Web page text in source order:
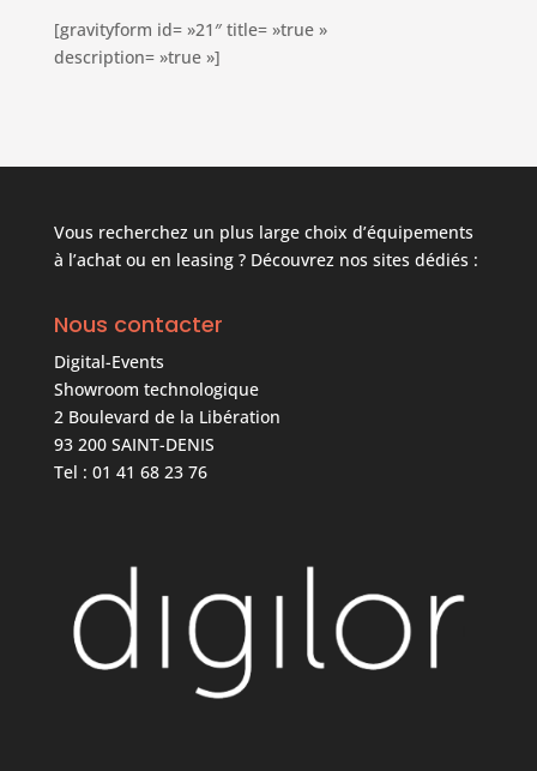
[gravityform id= »21″ title= »true »
description= »true »]
Vous recherchez un plus large choix d’équipements
à l’achat ou en leasing ? Découvrez nos sites dédiés :
Nous contacter
Digital-Events
Showroom technologique
2 Boulevard de la Libération
93 200 SAINT-DENIS
Tel : 01 41 68 23 76